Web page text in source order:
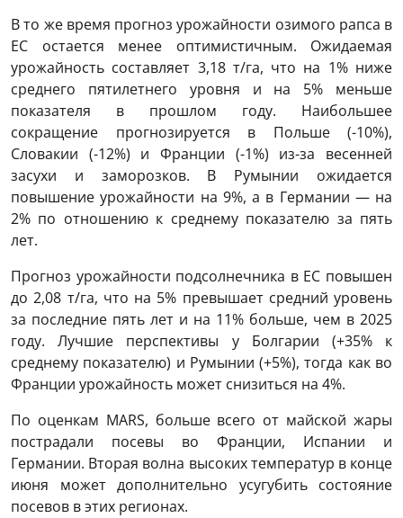
В то же время прогноз урожайности озимого рапса в
ЕС остается менее оптимистичным. Ожидаемая
урожайность составляет 3,18 т/га, что на 1% ниже
среднего пятилетнего уровня и на 5% меньше
показателя в прошлом году. Наибольшее
сокращение прогнозируется в Польше (-10%),
Словакии (-12%) и Франции (-1%) из-за весенней
засухи и заморозков. В Румынии ожидается
повышение урожайности на 9%, а в Германии — на
2% по отношению к среднему показателю за пять
лет.
Прогноз урожайности подсолнечника в ЕС повышен
до 2,08 т/га, что на 5% превышает средний уровень
за последние пять лет и на 11% больше, чем в 2025
году. Лучшие перспективы у Болгарии (+35% к
среднему показателю) и Румынии (+5%), тогда как во
Франции урожайность может снизиться на 4%.
По оценкам MARS, больше всего от майской жары
пострадали посевы во Франции, Испании и
Германии. Вторая волна высоких температур в конце
июня может дополнительно усугубить состояние
посевов в этих регионах.